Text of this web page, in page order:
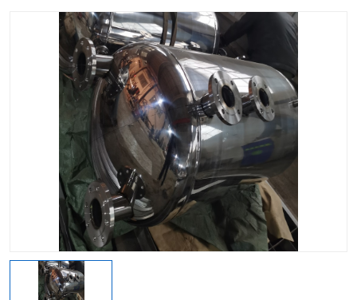
不锈钢封头 不锈钢法兰
不锈钢阀门 不锈钢槽钢
不锈钢扁钢